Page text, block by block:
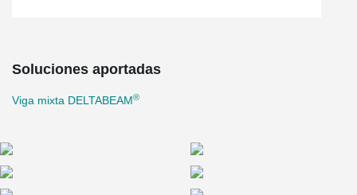
Soluciones aportadas
Viga mixta DELTABEAM®